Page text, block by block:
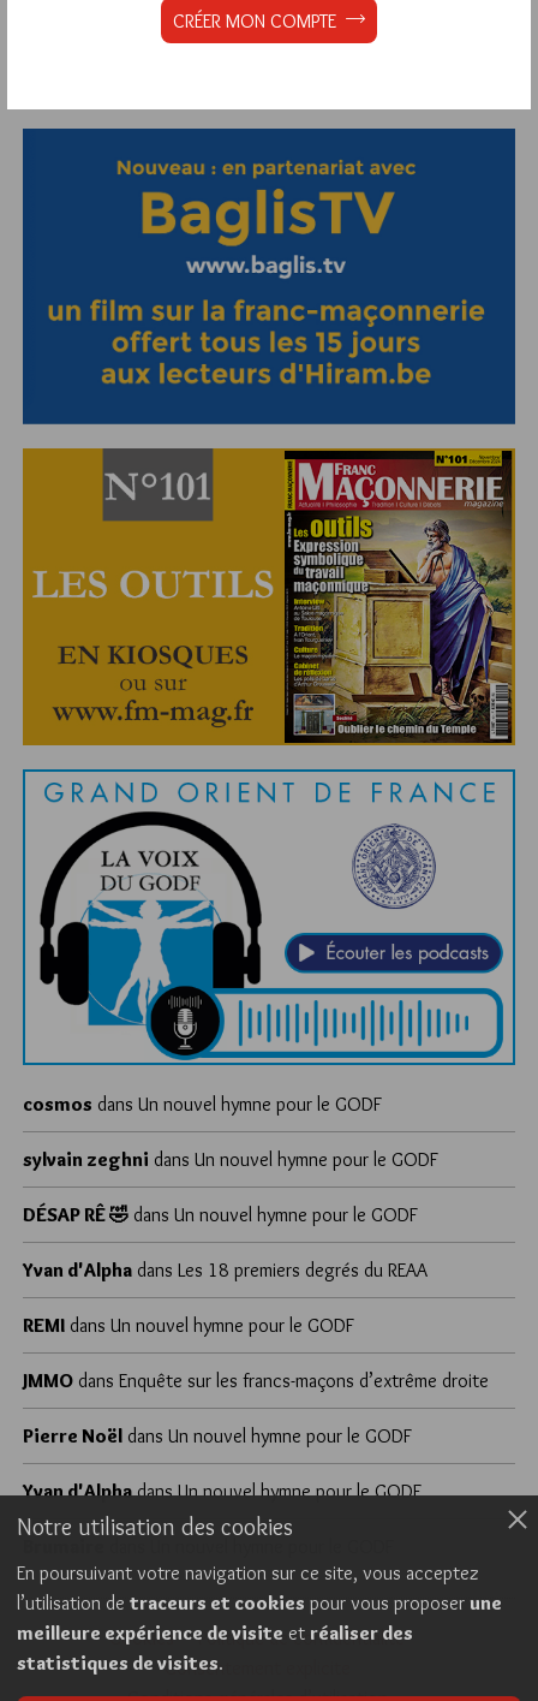
cosmos dans Un nouvel hymne pour le GODF
sylvain zeghni dans Un nouvel hymne pour le GODF
DÉSAP RÊ 🤣 dans Un nouvel hymne pour le GODF
Yvan d'Alpha dans Les 18 premiers degrés du REAA
REMI dans Un nouvel hymne pour le GODF
JMMO dans Enquête sur les francs-maçons d’extrême droite
Pierre Noël dans Un nouvel hymne pour le GODF
Yvan d'AlphadansUn nouvel hymne pour le GODF
Cookies
Politique de confidentialité
Consentement explicite
Notre utilisation des cookies
En poursuivant votre navigation sur ce site, vous acceptez
l’utilisation de traceurs et cookies pour vous proposer une
meilleure expérience de visite et réaliser des
statistiques de visites.
CRÉER MON COMPTE